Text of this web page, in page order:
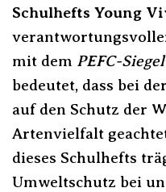
Schulhefts Young
mit dem PEFC-Siegel
bedeutet, dass bei
auf den Schutz der
Artenvielfalt
dieses Schulhefts
Umweltschutz bei